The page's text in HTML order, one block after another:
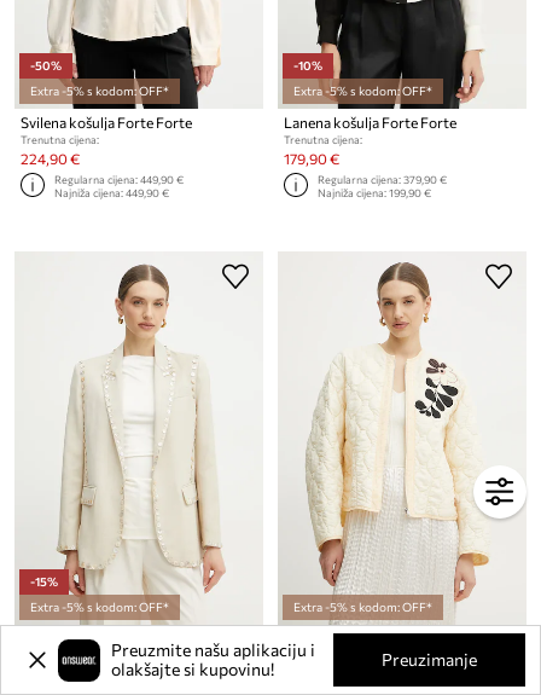
-50%
Extra -5% s kodom: OFF*
Svilena košulja Forte Forte
Trenutna cijena:
224,90 €
Regularna cijena:449,90 €
Najniža cijena:449,90 €
-10%
Extra -5% s kodom: OFF*
Lanena košulja Forte Forte
Trenutna cijena:
179,90 €
Regularna cijena:379,90 €
Najniža cijena:199,90 €
-15%
Extra -5% s kodom: OFF*
Sako s primjesom vune Forte Forte
Trenutna cijena:
509,90 €
Extra -5% s kodom: OFF*
Jakna Forte Forte
Trenutna cijena:
Preuzmite našu aplikaciju i
olakšajte si kupovinu!
Preuzimanje